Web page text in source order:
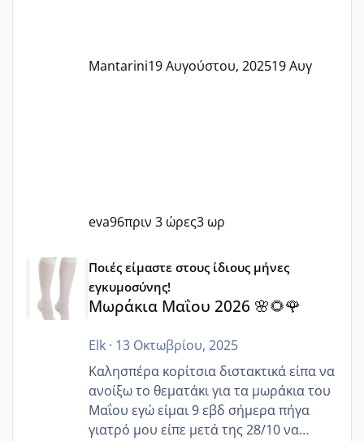
Mantarini19 Αυγούστου, 202519 Αυγ
eva96πριν 3 ώρες3 ωρ
Μωράκια Μαΐου 2026 🌸🌻🌹
Ποιές είμαστε στους ίδιους μήνες
εγκυμοσύνης!
Μωράκια Μαΐου 2026 🌸🌻🌹
Elk· 13 Οκτωβρίου, 2025
Καλησπέρα κορίτσια διστακτικά είπα να
ανοίξω το θεματάκι για τα μωράκια του
Μαΐου εγώ είμαι 9 εβδ σήμερα πήγα
γιατρό μου είπε μετά της 28/10 να